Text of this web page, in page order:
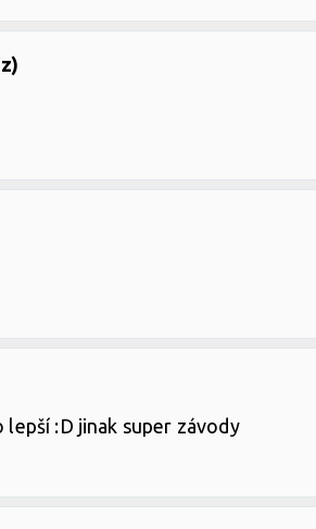
:D jinak super závody